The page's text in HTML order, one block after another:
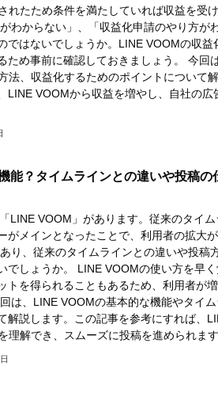
れたため条件を満たしていれば収益を受
わからない」、「収益化申請のやり方が
ではないでしょうか。LINE VOOMの収益
ため事前に確認しておきましょう。 今回
法、収益化するためのポイントについて
LINE VOOMから収益を増やし、自社の広
能？タイムラインとの違いや投稿の
LINE VOOM」があります。従来のタイム
がメインとなったことで、利用者の拡大
り、従来のタイムラインとの違いや投稿
でしょうか。 LINE VOOMの使い方を早
トを得られることもあるため、利用者が
は、LINE VOOMの基本的な機能やタイム
解説します。この記事を参考にすれば、
理解でき、スムーズに投稿を進められます